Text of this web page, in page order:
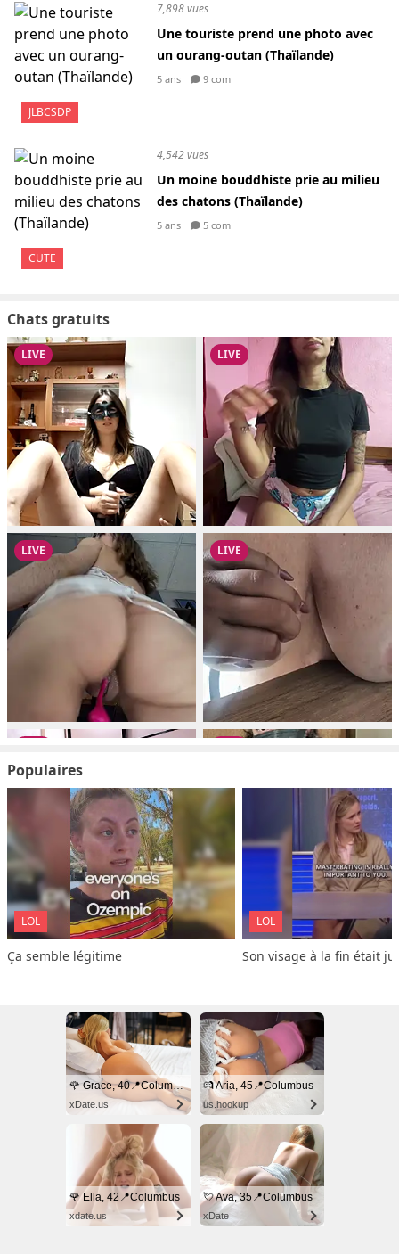
JLBCSDP
7,898 vues
Une touriste prend une photo avec
un ourang-outan (Thaïlande)
5 ans 9 com
CUTE
4,542 vues
Un moine bouddhiste prie au milieu
des chatons (Thaïlande)
5 ans 5 com
Chats gratuits
Populaires
LOL
Ça semble légitime
LOL
Son visage à la fin était